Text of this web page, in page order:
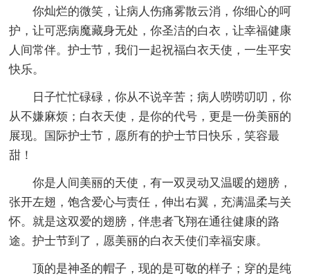
你灿烂的微笑，让病人伤痛雾散云消，你细心的呵
护，让可恶病魔藏身无处，你圣洁的白衣，让幸福健康
人间常伴。护士节，我们一起祝福白衣天使，一生平安
快乐。
日子忙忙碌碌，你从不说辛苦；病人唠唠叨叨，你
从不嫌麻烦；白衣天使，是你的代号，更是一份美丽的
展现。国际护士节，愿所有的护士节日快乐，笑容最
甜！
你是人间美丽的天使，有一双灵动又温暖的翅膀，
张开左翅，饱含爱心与责任，伸出右翼，充满温柔与关
怀。就是这双爱的翅膀，伴患者飞翔在通往健康的路
途。护士节到了，愿美丽的白衣天使们幸福安康。
顶的是神圣的帽子，现的是可敬的样子；穿的是纯